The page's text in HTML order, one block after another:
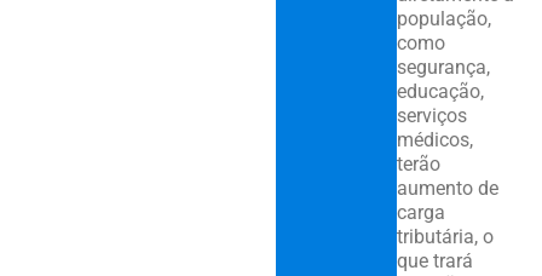
população,
como
segurança,
educação,
serviços
médicos,
terão
aumento de
carga
tributária, o
que trará